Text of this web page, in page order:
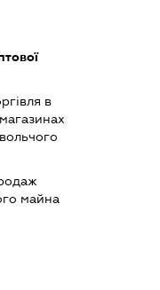
в
майна